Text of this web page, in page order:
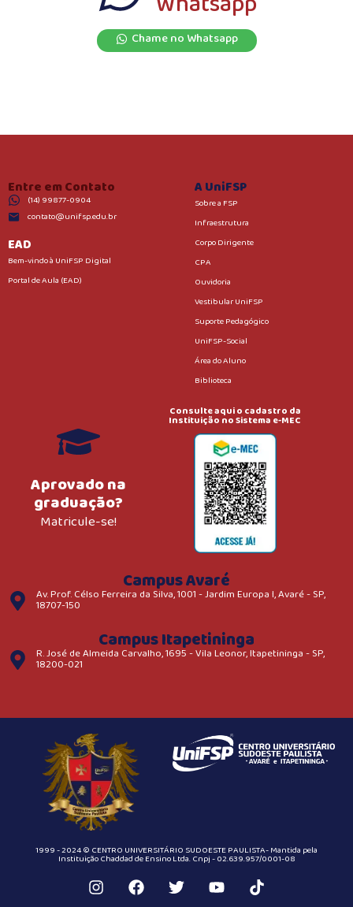
Chame no Whatsapp
Entre em Contato
(14) 99877-0904
contato@unifsp.edu.br
EAD
Bem-vindo à UniFSP Digital
Portal de Aula (EAD)
A UniFSP
Sobre a FSP
Infraestrutura
Corpo Dirigente
CPA
Ouvidoria
Vestibular UniFSP
Suporte Pedagógico
UniFSP-Social
Área do Aluno
Biblioteca
Aprovado na
graduação?
Matricule-se!
Consulte aqui o cadastro da
Instituição no Sistema e-MEC
Campus Avaré
Av. Prof. Célso Ferreira da Silva, 1001 - Jardim Europa I, Avaré - SP,
18707-150
Campus Itapetininga
R. José de Almeida Carvalho, 1695 - Vila Leonor, Itapetininga - SP,
18200-021
1999 - 2024 © CENTRO UNIVERSITÁRIO SUDOESTE PAULISTA- Mantida pela
Instituição Chaddad de Ensino Ltda. Cnpj - 02.639.957/0001-08